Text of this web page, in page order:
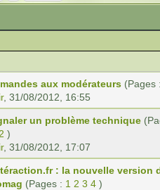
aux modérateurs
, 31/08/2012, 16:55
un problème technique
)
, 31/08/2012, 17:07
: la nouvelle version
(Pages : 1 2 3 4 )